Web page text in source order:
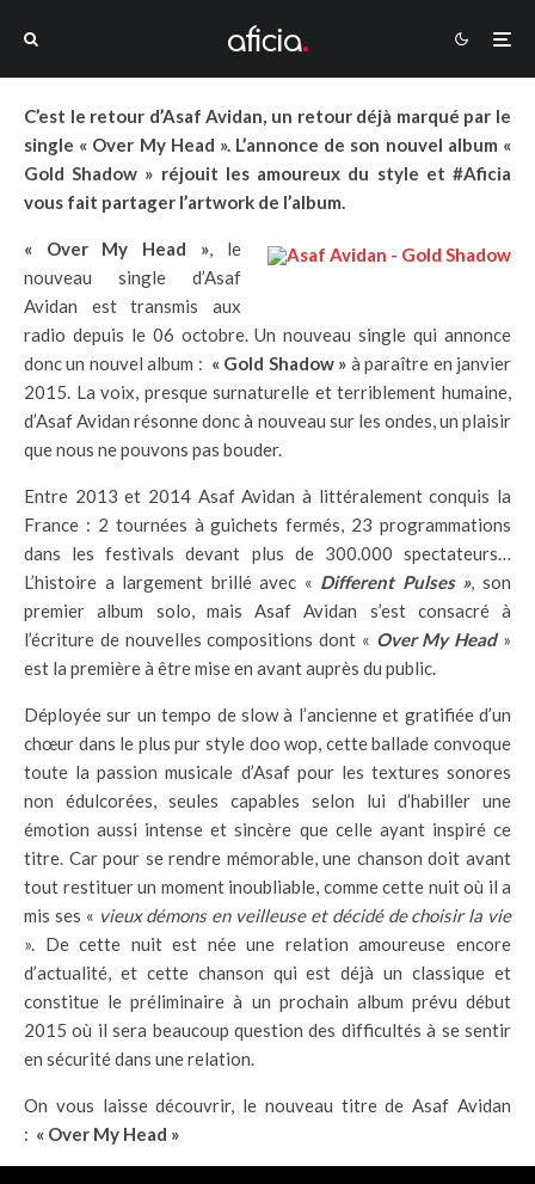
C’est le retour d’Asaf Avidan, un retour déjà marqué par le
single « Over My Head ». L’annonce de son nouvel album «
Gold Shadow » réjouit les amoureux du style et #Aficia
vous fait partager l’artwork de l’album.
« Over My Head », le
nouveau single d’Asaf
Avidan est transmis aux
radio depuis le 06 octobre. Un nouveau single qui annonce
donc un nouvel album : « Gold Shadow » à paraître en janvier
2015. La voix, presque surnaturelle et terriblement humaine,
d’Asaf Avidan résonne donc à nouveau sur les ondes, un plaisir
que nous ne pouvons pas bouder.
Entre 2013 et 2014 Asaf Avidan à littéralement conquis la
France : 2 tournées à guichets fermés, 23 programmations
dans les festivals devant plus de 300.000 spectateurs…
L’histoire a largement brillé avec « Different Pulses », son
premier album solo, mais Asaf Avidan s’est consacré à
l’écriture de nouvelles compositions dont « Over My Head»
est la première à être mise en avant auprès du public.
Déployée sur un tempo de slow à l’ancienne et gratifiée d’un
chœur dans le plus pur style doo wop, cette ballade convoque
toute la passion musicale d’Asaf pour les textures sonores
non édulcorées, seules capables selon lui d’habiller une
émotion aussi intense et sincère que celle ayant inspiré ce
titre. Car pour se rendre mémorable, une chanson doit avant
tout restituer un moment inoubliable, comme cette nuit où il a
mis ses « vieux démons en veilleuse et décidé de choisir la vie
». De cette nuit est née une relation amoureuse encore
d’actualité, et cette chanson qui est déjà un classique et
constitue le préliminaire à un prochain album prévu début
2015 où il sera beaucoup question des difficultés à se sentir
en sécurité dans une relation.
On vous laisse découvrir, le nouveau titre de Asaf Avidan
: « Over My Head »